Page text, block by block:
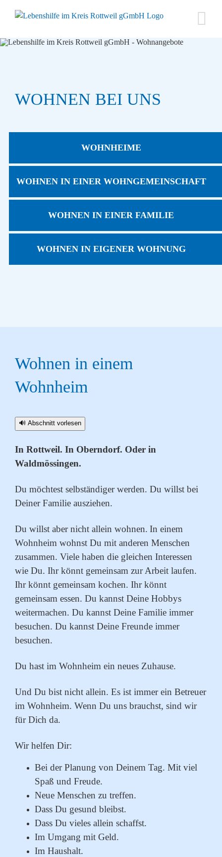
Inhalt
WOHNEN BEI UNS
WOHNHEIME
WOHNEN IN EINER WOHNGEMEINSCHAFT
WOHNEN IN EINER FAMILIE
WOHNEN IN EIGENER WOHNUNG
Wohnen in einem
Wohnheim
🔊 Abschnitt vorlesen
In Rottweil. In Oberndorf. Oder in
Waldmössingen.
Du möchtest selbständiger werden. Du willst bei
Deiner Familie ausziehen.
Du willst aber nicht allein wohnen. In einem
Wohnheim wohnst Du mit anderen Menschen
zusammen. Viele haben die gleichen Interessen
wie Du. Ihr könnt gemeinsam zur Arbeit laufen.
Ihr könnt gemeinsam kochen. Ihr könnt
gemeinsam essen. Du kannst Deine Hobbys
weitermachen. Du kannst Deine Familie immer
besuchen. Du kannst Deine Freunde immer
besuchen.
Du hast im Wohnheim ein neues Zuhause.
Und Du bist nicht allein. Es ist immer ein Betreuer
im Wohnheim. Wenn Du uns brauchst, sind wir
für Dich da.
Wir helfen Dir:
Bei der Planung von Deinem Tag. Mit viel
Spaß und Freude.
Neue Menschen zu treffen.
Dass Du gesund bleibst.
Dass Du vieles allein schaffst.
Im Umgang mit Geld.
Im Haushalt.